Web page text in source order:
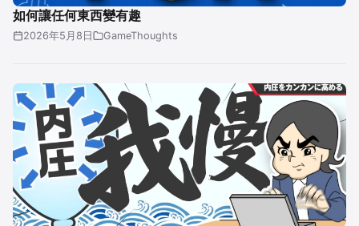
如何讓任何東西變有趣
2026年5月8日 GameThoughts